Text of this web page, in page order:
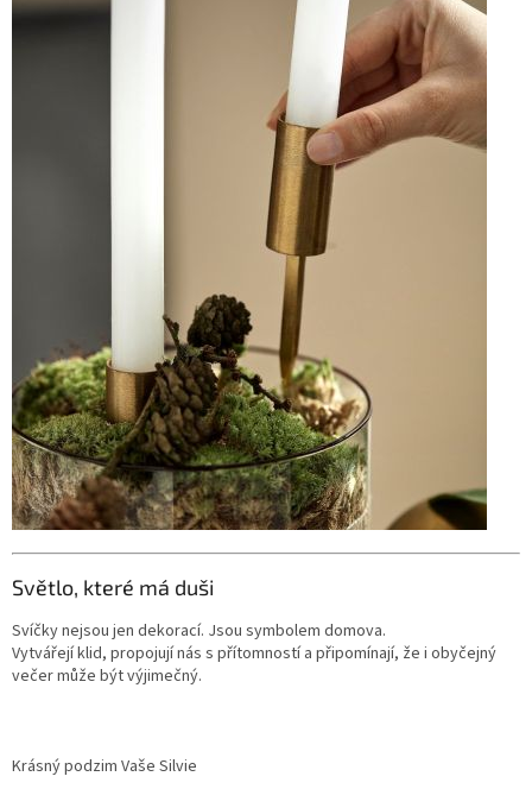
Světlo, které má duši
Svíčky nejsou jen dekorací. Jsou symbolem domova.
Vytvářejí klid, propojují nás s přítomností a připomínají, že i obyčejný
večer může být výjimečný.
Krásný podzim Vaše Silvie